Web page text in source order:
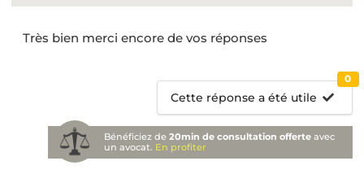
Très bien merci encore de vos réponses
Cette réponse a été utile
0
Bénéficiez de20min de consultation offerte avec
un avocat. En profiter